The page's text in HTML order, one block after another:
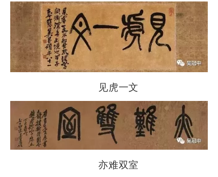
见虎一文
亦难双室